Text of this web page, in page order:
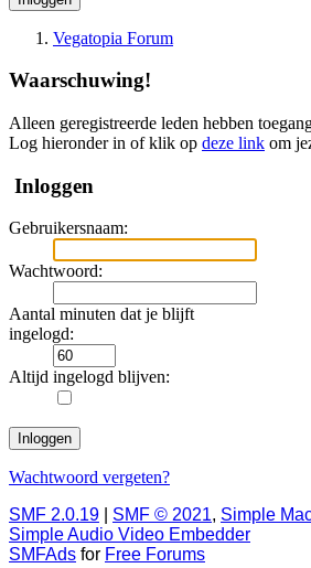
Vegatopia Forum
Waarschuwing!
Alleen geregistreerde leden hebben
Log hieronder in of klik op deze link om
Inloggen
Gebruikersnaam:
Wachtwoord:
Aantal minuten dat je blijft
ingelogd:
Altijd ingelogd blijven:
Wachtwoord vergeten?
SMF 2.0.19
SMF © 2021, Simple
Simple Audio Video Embedder
SMFAds for Free Forums